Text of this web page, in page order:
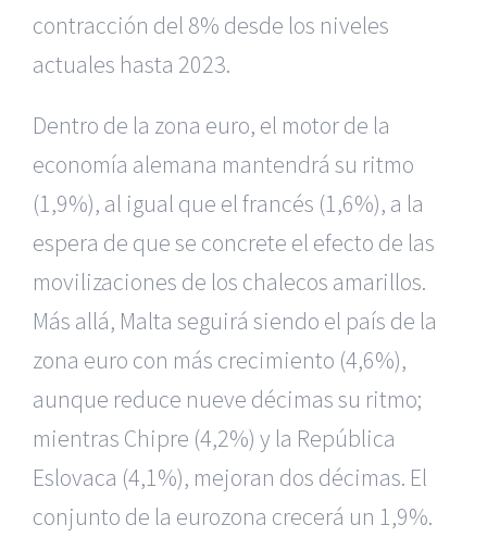
contracción del 8% desde los niveles
actuales hasta 2023.
Dentro de la zona euro, el motor de la
economía alemana mantendrá su ritmo
(1,9%), al igual que el francés (1,6%), a la
espera de que se concrete el efecto de las
movilizaciones de los chalecos amarillos.
Más allá, Malta seguirá siendo el país de la
zona euro con más crecimiento (4,6%),
aunque reduce nueve décimas su ritmo;
mientras Chipre (4,2%) y la República
Eslovaca (4,1%), mejoran dos décimas. El
conjunto de la eurozona crecerá un 1,9%.